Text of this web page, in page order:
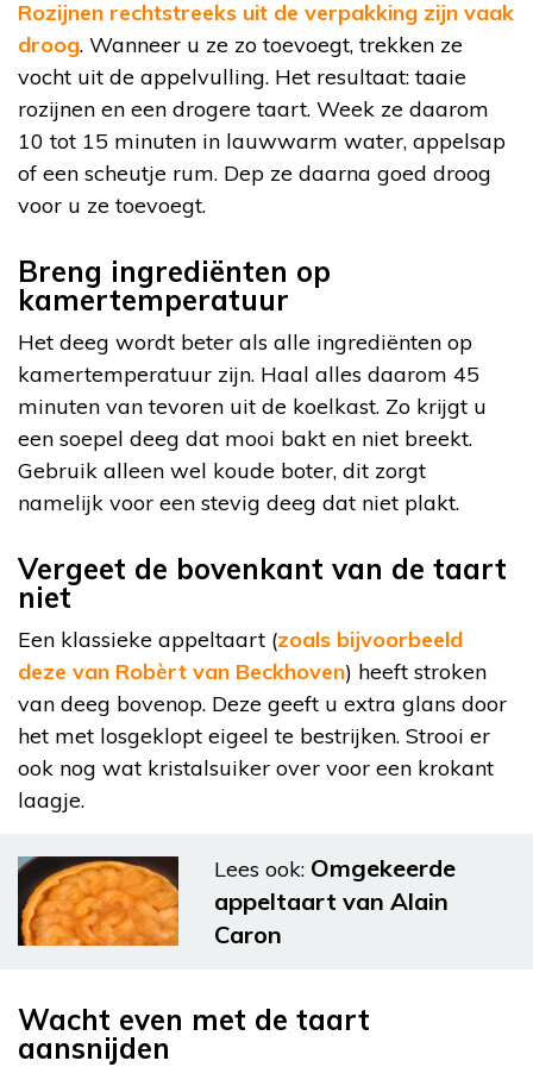
Rozijnen rechtstreeks uit de verpakking zijn vaak
droog. Wanneer u ze zo toevoegt, trekken ze
vocht uit de appelvulling. Het resultaat: taaie
rozijnen en een drogere taart. Week ze daarom
10 tot 15 minuten in lauwwarm water, appelsap
of een scheutje rum. Dep ze daarna goed droog
voor u ze toevoegt.
Breng ingrediënten op
kamertemperatuur
Het deeg wordt beter als alle ingrediënten op
kamertemperatuur zijn. Haal alles daarom 45
minuten van tevoren uit de koelkast. Zo krijgt u
een soepel deeg dat mooi bakt en niet breekt.
Gebruik alleen wel koude boter, dit zorgt
namelijk voor een stevig deeg dat niet plakt.
Vergeet de bovenkant van de taart
niet
Een klassieke appeltaart (zoals bijvoorbeeld
deze van Robèrt van Beckhoven) heeft stroken
van deeg bovenop. Deze geeft u extra glans door
het met losgeklopt eigeel te bestrijken. Strooi er
ook nog wat kristalsuiker over voor een krokant
laagje.
Lees ook: Omgekeerde
appeltaart van Alain
Caron
Wacht even met de taart
aansnijden